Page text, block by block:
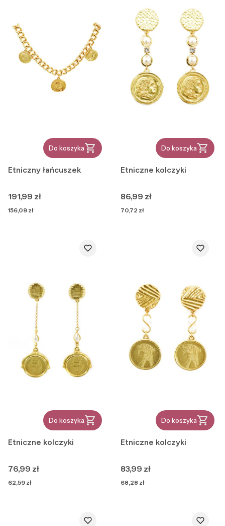
Do koszyka
Etniczny łańcuszek
Cena
191,99 zł
Cena
156,09 zł
Do koszyka
Etniczne kolczyki
Cena
86,99 zł
Cena
70,72 zł
Do koszyka
Etniczne kolczyki
Cena
76,99 zł
Cena
62,59 zł
Do koszyka
Etniczne kolczyki
Cena
83,99 zł
Cena
68,28 zł